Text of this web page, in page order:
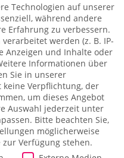
Asia Miles
2023
6. Juli 2023|4 |
Fluggesellschaft,
namens „Asia
Technologien auf unserer
während andere
Erfahrung zu verbessern.
werden (z. B. IP-
Anzeigen und Inhalte oder
Informationen über
Sie in unserer
keine Verpflichtung, der
um dieses Angebot
Auswahl jederzeit unter
Bitte beachten Sie,
möglicherweise
Verfügung stehen.